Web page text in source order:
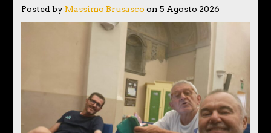
Posted by Massimo Brusasco on 5 Agosto 2026